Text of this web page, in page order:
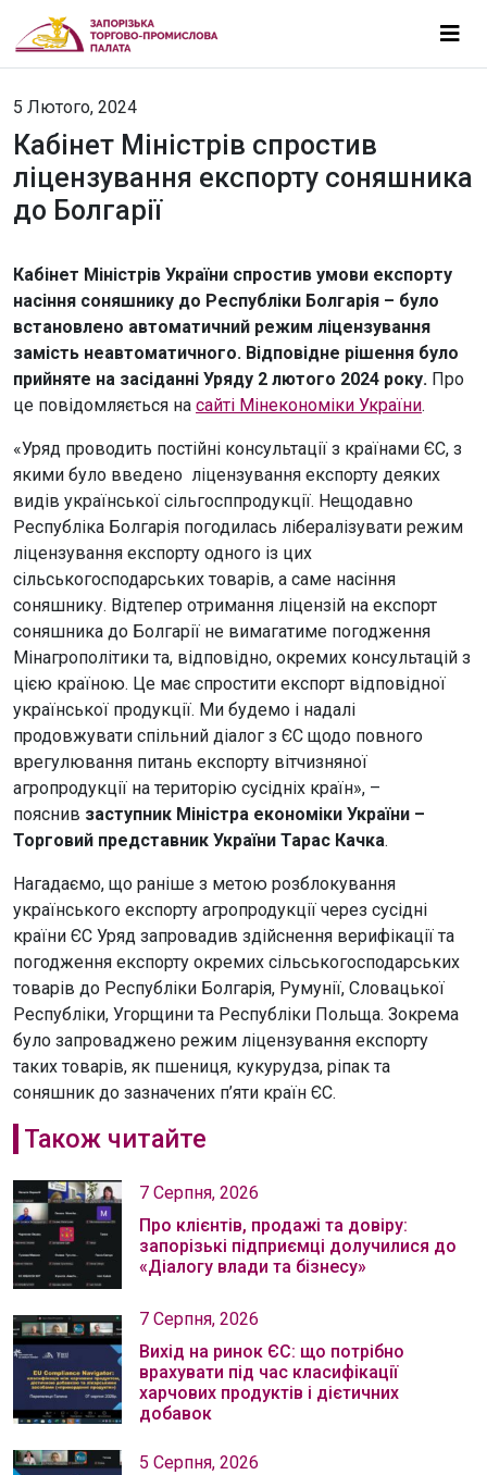
5 Лютого, 2024
Кабінет Міністрів спростив
ліцензування експорту соняшника
до Болгарії
Кабінет Міністрів України спростив умови експорту
насіння соняшнику до Республіки Болгарія – було
встановлено автоматичний режим ліцензування
замість неавтоматичного. Відповідне рішення було
прийняте на засіданні Уряду 2 лютого 2024 року. Про
це повідомляється на сайті Мінекономіки України.
«Уряд проводить постійні консультації з країнами ЄС, з
якими було введено ліцензування експорту деяких
видів української сільгосппродукції. Нещодавно
Республіка Болгарія погодилась лібералізувати режим
ліцензування експорту одного із цих
сільськогосподарських товарів, а саме насіння
соняшнику. Відтепер отримання ліцензій на експорт
соняшника до Болгарії не вимагатиме погодження
Мінагрополітики та, відповідно, окремих консультацій з
цією країною. Це має спростити експорт відповідної
української продукції. Ми будемо і надалі
продовжувати спільний діалог з ЄС щодо повного
врегулювання питань експорту вітчизняної
агропродукції на територію сусідніх країн», –
пояснив заступник Міністра економіки України –
Торговий представник України Тарас Качка.
Нагадаємо, що раніше з метою розблокування
українського експорту агропродукції через сусідні
країни ЄС Уряд запровадив здійснення верифікації та
погодження експорту окремих сільськогосподарських
товарів до Республіки Болгарія, Румунії, Словацької
Республіки, Угорщини та Республіки Польща. Зокрема
було запроваджено режим ліцензування експорту
таких товарів, як пшениця, кукурудза, ріпак та
соняшник до зазначених п’яти країн ЄС.
Також читайте
7 Серпня, 2026
Про клієнтів, продажі та довіру:
запорізькі підприємці долучилися до
«Діалогу влади та бізнесу»
7 Серпня, 2026
Вихід на ринок ЄС: що потрібно
врахувати під час класифікації
харчових продуктів і дієтичних
добавок
5 Серпня, 2026